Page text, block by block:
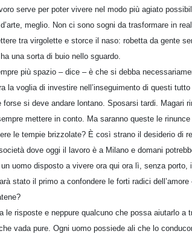
serve per poter vivere nel modo più agiato
meglio. Non ci sono sogni da trasformare in
tra virgolette e storce il naso: robetta da gente
una sorta di buio nello sguardo.
più spazio – dice – è che si debba
la voglia di investire nell’inseguimento di questi
si deve andare lontano. Sposarsi tardi. Magari
mettere in conto. Ma saranno queste le
le tempie brizzolate? È così strano il desiderio di
dove oggi il lavoro è a Milano e domani
uomo disposto a vivere ora qui ora lì, senza porto,
stato il primo a confondere le forti radici
le risposte e neppure qualcuno che possa aiutarlo a
vada pure. Ogni uomo possiede ali che lo